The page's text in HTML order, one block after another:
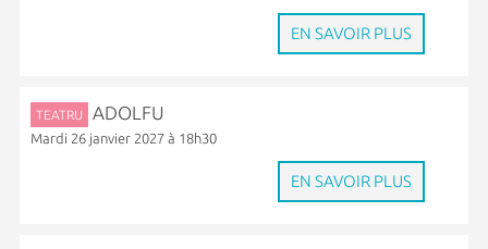
EN SAVOIR PLUS
TEATRU ADOLFU
Mardi 26 janvier 2027 à 18h30
EN SAVOIR PLUS